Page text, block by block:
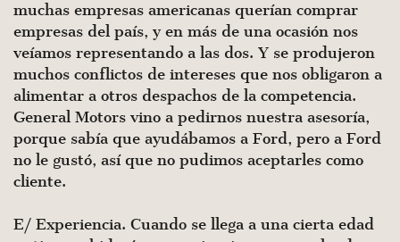
muchas empresas americanas querían comprar
empresas del país, y en más de una ocasión nos
veíamos representando a las dos. Y se produjeron
muchos conflictos de intereses que nos obligaron a
alimentar a otros despachos de la competencia.
General Motors vino a pedirnos nuestra asesoría,
porque sabía que ayudábamos a Ford, pero a Ford
no le gustó, así que no pudimos aceptarles como
cliente.
E/ Experiencia. Cuando se llega a una cierta edad